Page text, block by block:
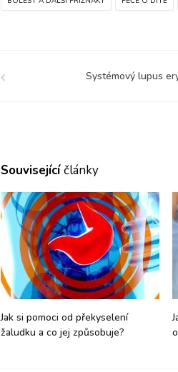
Systémový lupus
Souvisejícíčlánky
Jak si pomoci od překyselení
žaludku a co jej způsobuje?